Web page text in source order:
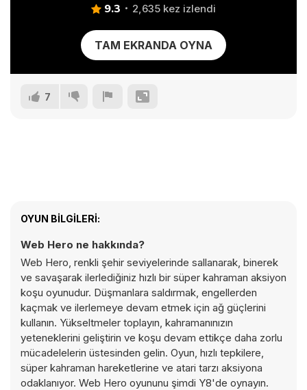
9.3 2,635 kez izlendi
TAM EKRANDA OYNA
7
OYUN BILGILERI:
Web Hero ne hakkında?
Web Hero, renkli şehir seviyelerinde sallanarak, binerek
ve savaşarak ilerlediğiniz hızlı bir süper kahraman aksiyon
koşu oyunudur. Düşmanlara saldırmak, engellerden
kaçmak ve ilerlemeye devam etmek için ağ güçlerini
kullanın. Yükseltmeler toplayın, kahramanınızın
yeteneklerini geliştirin ve koşu devam ettikçe daha zorlu
mücadelelerin üstesinden gelin. Oyun, hızlı tepkilere,
süper kahraman hareketlerine ve atari tarzı aksiyona
odaklanıyor. Web Hero oyununu şimdi Y8'de oynayın.